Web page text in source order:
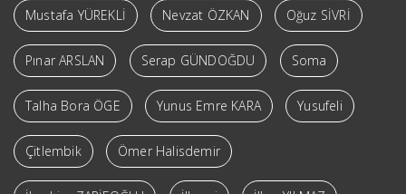
Mustafa YÜREKLİ Nevzat ÖZKAN Oğuz SİVRİ
Pınar ARSLAN Serap GÜNDOĞDU Soma
Talha Bora ÖGE Yunus Emre KARA Yusufeli
Çitlembik Ömer Halisdemir